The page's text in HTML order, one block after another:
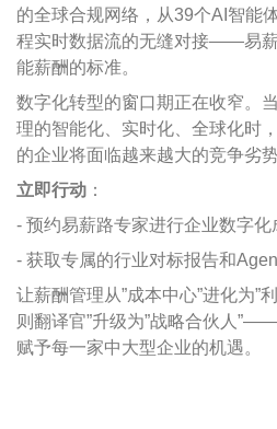
的全球合规网络，从39个AI 智能
程实时数据流的无缝对接——易
能薪酬的标准。
数字化转型的窗口期正在收窄。
理的智能化、实时化、全球化时
的企业将面临越来越大的竞争劣势
立即行动 ：
- 预约易薪路专家进行企业数字化
- 获取专属的行业对标报告和
让薪酬管理从”成本中心”进化为”
则翻译官”升级为”战略合伙人 ”——
赋予每一家中大型企业的机遇。